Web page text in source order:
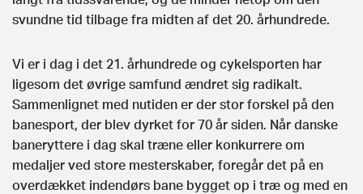
svundne tid tilbage fra midten af det 20. århundrede.
Vi er i dag i det 21. århundrede og cykelsporten har
ligesom det øvrige samfund ændret sig radikalt.
Sammenlignet med nutiden er der stor forskel på den
banesport, der blev dyrket for 70 år siden. Når danske
baneryttere i dag skal træne eller konkurrere om
medaljer ved store mesterskaber, foregår det på en
overdækket indendørs bane bygget op i træ og med en